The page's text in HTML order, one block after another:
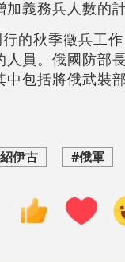
義務兵人數的
的秋季徵兵工
人員。俄國防
包括將俄武裝
伊古 #俄軍